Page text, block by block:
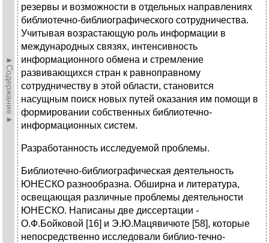
►Содержание►
резервы и возможности в отдельных направлениях
библиотечно-библиографического сотрудничества.
Учитывая возрастающую роль информации в
международных связях, интенсивность
информационного обмена и стремление
развивающихся стран к равноправному
сотрудничеству в этой области, становится
насущным поиск новых путей оказания им помощи в
формировании собственных библиотечно-
информационных систем.
Разработанность исследуемой проблемы.
Библиотечно-библиографическая деятельность
ЮНЕСКО разнообразна. Обширна и литература,
освещающая различные проблемы деятельности
ЮНЕСКО. Написаны две диссертации -
О.Ф.Бойковой [16] и Э.Ю.Мацявичюте [58], которые
непосредственно исследовали библио-течно-